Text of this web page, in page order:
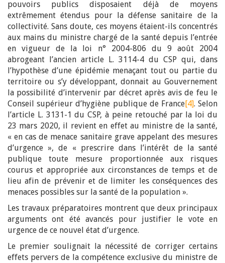
pouvoirs publics disposaient déjà de moyens
extrêmement étendus pour la défense sanitaire de la
collectivité. Sans doute, ces moyens étaient-ils concentrés
aux mains du ministre chargé de la santé depuis l’entrée
en vigueur de la loi n° 2004-806 du 9 août 2004
abrogeant l’ancien article L. 3114-4 du CSP qui, dans
l’hypothèse d’une épidémie menaçant tout ou partie du
territoire ou s’y développant, donnait au Gouvernement
la possibilité d’intervenir par décret après avis de feu le
Conseil supérieur d’hygiène publique de France[4]. Selon
l’article L. 3131-1 du CSP, à peine retouché par la loi du
23 mars 2020, il revient en effet au ministre de la santé,
« en cas de menace sanitaire grave appelant des mesures
d’urgence », de « prescrire dans l’intérêt de la santé
publique toute mesure proportionnée aux risques
courus et appropriée aux circonstances de temps et de
lieu afin de prévenir et de limiter les conséquences des
menaces possibles sur la santé de la population ».
Les travaux préparatoires montrent que deux principaux
arguments ont été avancés pour justifier le vote en
urgence de ce nouvel état d’urgence.
Le premier soulignait la nécessité de corriger certains
effets pervers de la compétence exclusive du ministre de